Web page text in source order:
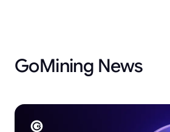
GoMining News